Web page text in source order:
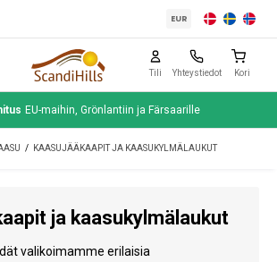
EUR
Tili Yhteystiedot Kori
EU-maihin, Grönlantiin ja Färsaarille
/ KAASUJÄÄKAAPIT JA KAASUKYLMÄLAUKUT
ja kaasukylmälaukut
valikoimamme erilaisia